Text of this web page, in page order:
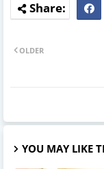
OLDER
YOU MAY LIKE